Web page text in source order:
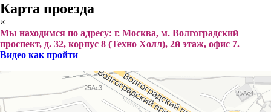
Карта проезда
×
Мы находимся по адресу: г. Москва, м. Волгоградский
проспект, д. 32, корпус 8 (Техно Холл), 2й этаж, офис 7.
Видео как пройти